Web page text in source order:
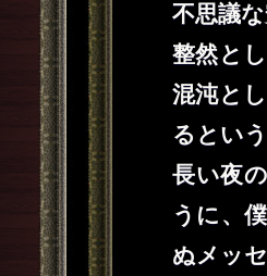
不思議
整然と
混沌と
るとい
長い夜
うに、
ぬメッ